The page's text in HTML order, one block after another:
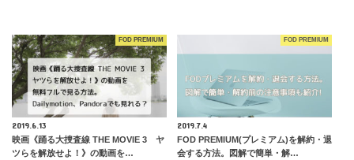
FOD PREMIUM
2019.6.13
映画《踊る大捜査線 THE MOVIE 3 ヤ
ツらを解放せよ！》の動画を…
FOD PREMIUM
2019.7.4
FOD PREMIUM(プレミアム)を解約・退
会する方法。図解で簡単・解…